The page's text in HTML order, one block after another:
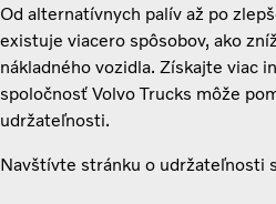
Od alternatívnych palív až po
existuje viacero spôsobov, ako
nákladného vozidla. Získajte viac
spoločnosť Volvo Trucks môže
udržateľnosti.
Navštívte stránku o udržateľnosti